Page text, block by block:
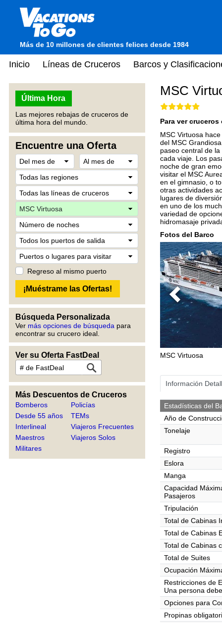
Más de 10 millones de clientes felices desde 1984
Inicio Líneas de Cruceros Barcos y
Última Hora
Las mejores rebajas de cruceros de
última hora del mundo.
Encuentre una Oferta
Regreso al mismo puerto
Búsqueda Personalizada
Ver más opciones de búsqueda para
encontrar su crucero ideal.
Ver su Oferta FastDeal
Más Descuentos de Cruceros
Bomberos
Desde 55 años
Interlineal
Maestros
Militares
Policías
TEMs
Viajeros Frecuentes
Viajeros Solos
MSC
Para ver
MSC Virtuosa
del MSC
paseo central de
cada viaje. Los
noche de gran
visitar el MSC
en el gimnasio, o
otras actividades
lugares de
en uno de los
variedad de
hidromasaje
Fotos del Barco
Previous
MSC Virtuosa
Información
Estadísticas del
Año de
Tonelaje
Registro
Eslora
Manga
Capacidad
Pasajeros
Tripulación
Total de Cabinas
Total de Cabinas
Total de Cabinas
Total de Suites
Ocupación
Restricciones de
Una persona
Opciones para
Propinas